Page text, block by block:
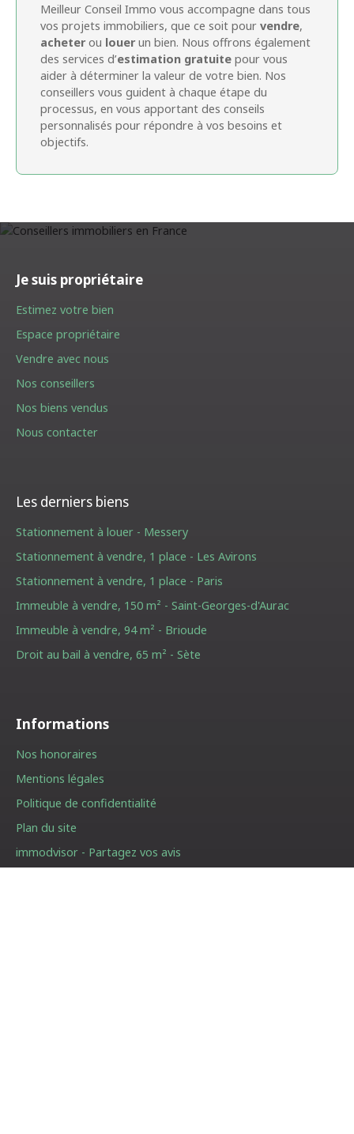
Meilleur Conseil Immo vous accompagne dans tous
vos projets immobiliers, que ce soit pour vendre,
acheterou louerun bien. Nous offrons également
des services d’estimation gratuite pour vous
aider à déterminer la valeur de votre bien. Nos
conseillers vous guident à chaque étape du
processus, en vous apportant des conseils
personnalisés pour répondre à vos besoins et
objectifs.
Je suis propriétaire
Estimez votre bien
Espace propriétaire
Vendre avec nous
Nos conseillers
Nos biens vendus
Nous contacter
Les derniers biens
Stationnement à louer - Messery
Stationnement à vendre, 1 place - Les Avirons
Stationnement à vendre, 1 place - Paris
Immeuble à vendre, 150 m² - Saint-Georges-d'Aurac
Immeuble à vendre, 94 m² - Brioude
Droit au bail à vendre, 65 m² - Sète
Informations
Nos honoraires
Mentions légales
Politique de confidentialité
Plan du site
immodvisor - Partagez vos avis